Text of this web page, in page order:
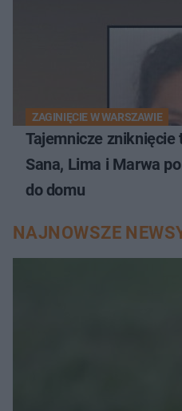
ZAGINIĘCIE W WARSZAWIE
Tajemnicze
Sana, Lima i Marwa
do domu
NAJNOWSZE